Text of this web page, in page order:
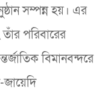
সম্পন্ন হয়। এর
পরিবারের
বিমানবন্দরে